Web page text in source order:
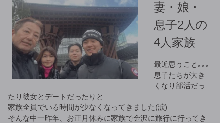
妻・娘・
息子2人の
4人家族
最近思うこと｡｡｡
息子たちが大き
くなり部活だっ
たり彼女とデートだったりと
家族全員でいる時間が少なくなってきました(涙)
そんな中一昨年、お正月休みに家族で金沢に旅行に行ってき